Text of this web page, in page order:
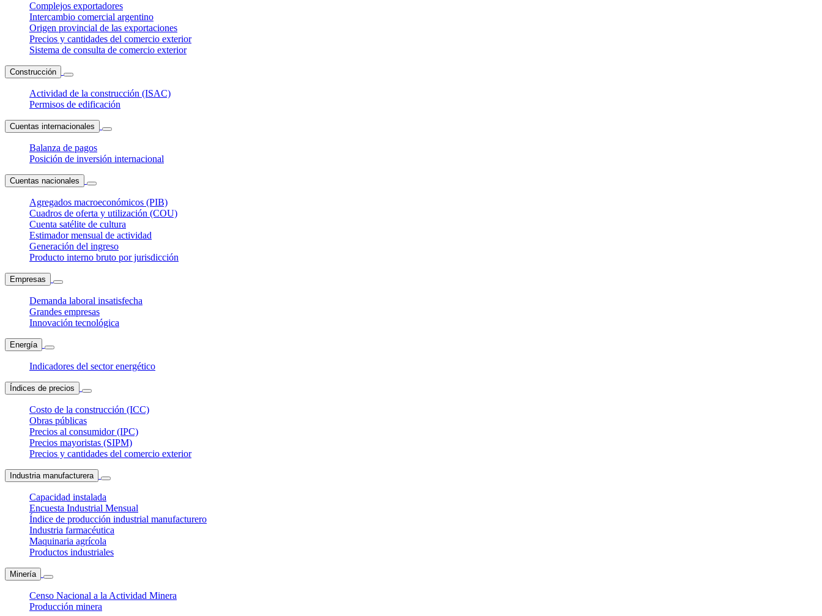
Complejos exportadores
Intercambio comercial argentino
Origen provincial de las exportaciones
Precios y cantidades del comercio exterior
Sistema de consulta de comercio exterior
Construcción
Actividad de la construcción (ISAC)
Permisos de edificación
Cuentas internacionales
Balanza de pagos
Posición de inversión internacional
Cuentas nacionales
Agregados macroeconómicos (PIB)
Cuadros de oferta y utilización (COU)
Cuenta satélite de cultura
Estimador mensual de actividad
Generación del ingreso
Producto interno bruto por jurisdicción
Empresas
Demanda laboral insatisfecha
Grandes empresas
Innovación tecnológica
Energía
Indicadores del sector energético
Índices de precios
Costo de la construcción (ICC)
Obras públicas
Precios al consumidor (IPC)
Precios mayoristas (SIPM)
Precios y cantidades del comercio exterior
Industria manufacturera
Capacidad instalada
Encuesta Industrial Mensual
Índice de producción industrial manufacturero
Industria farmacéutica
Maquinaria agrícola
Productos industriales
Minería
Censo Nacional a la Actividad Minera
Producción minera